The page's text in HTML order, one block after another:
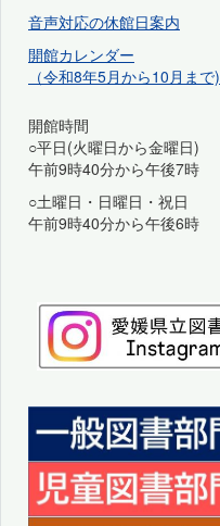
音声対応の休館日案内
開館カレンダー
（令和8年5月から10月まで)
開館時間
○平日(火曜日から金曜日)
午前9時40分から午後7時
○土曜日・日曜日・祝日
午前9時40分から午後6時